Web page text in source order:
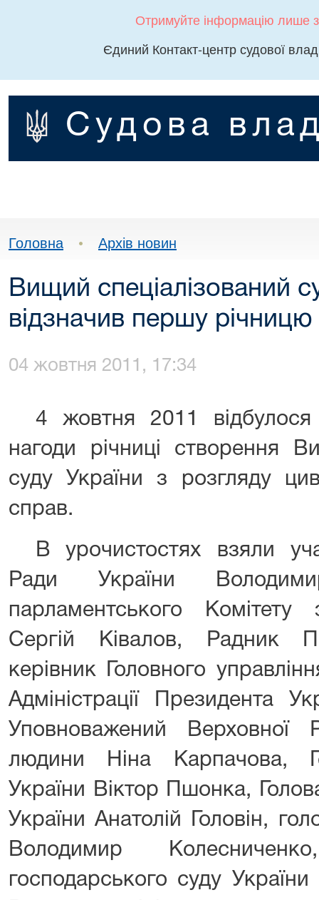
Отримуйте інформацію лише
Єдиний Контакт-центр судової
Судова
Головна • Архів новин
Вищий спеціалізований
відзначив першу річницю
04 жовтня 2011, 17:34
4 жовтня 2011
нагоди річниці створення
суду України з розгляду
справ.
В урочистостях взяли
Ради України
парламентського
Сергій Ківалов, Радник
керівник Головного
Адміністрації Президента
Уповноважений
людини Ніна Карпачова,
України Віктор Пшонка,
України Анатолій Головін,
Володимир
господарського суду